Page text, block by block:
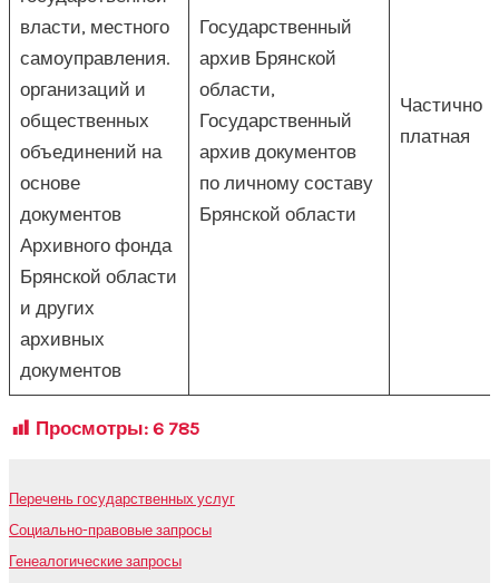
власти, местного
самоуправления.
организаций и
общественных
объединений на
основе
документов
Архивного фонда
Брянской области
и других
архивных
документов
Государственный
архив Брянской
области,
Государственный
архив документов
по личному составу
Брянской области
Частично
платная
Просмотры: 6 785
Перечень государственных услуг
Социально-правовые запросы
Генеалогические запросы